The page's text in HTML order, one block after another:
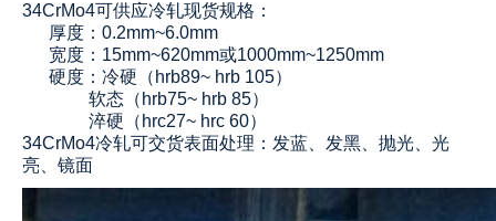
34CrMo4可供应冷轧现货规格：
厚度：0.2mm~6.0mm
宽度：15mm~620mm或1000mm~1250mm
硬度：冷硬（hrb89~ hrb 105）
软态（hrb75~ hrb 85）
淬硬（hrc27~ hrc 60）
34CrMo4冷轧可交货表面处理：发蓝、发黑、抛光、光
亮、镜面